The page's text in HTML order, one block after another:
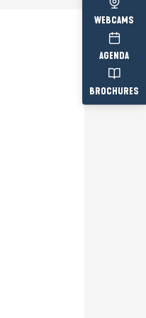
WEBCAMS
AGENDA
BROCHURES